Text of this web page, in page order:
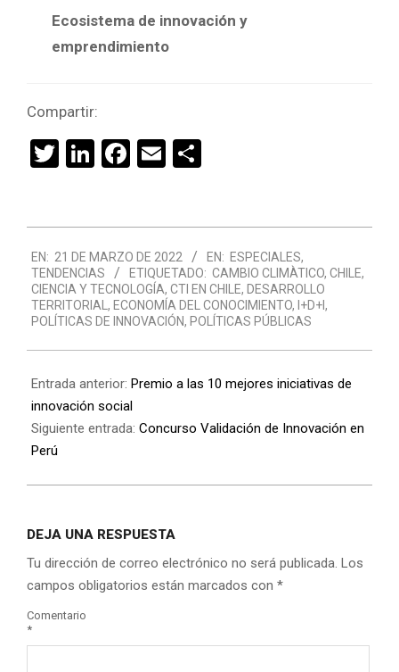
Ecosistema de innovación y
emprendimiento
Compartir:
Twitter
LinkedIn
Facebook
Email
03-
21
EN: 21 DE MARZO DE 2022 EN: ESPECIALES,
TENDENCIAS
ETIQUETADO: CAMBIO CLIMÀTICO, CHILE,
CIENCIA Y TECNOLOGÍA, CTI EN CHILE, DESARROLLO
TERRITORIAL , ECONOMÍA DEL CONOCIMIENTO, I+D+I,
POLÍTICAS DE INNOVACIÓN, POLÍTICAS PÚBLICAS
Entrada anterior: Premio a las 10 mejores iniciativas de
innovación social
Siguiente entrada: Concurso Validación de Innovación en
Perú
DEJA UNA RESPUESTA
Tu dirección de correo electrónico no será publicada. Los
campos obligatorios están marcados con *
Comentario
*